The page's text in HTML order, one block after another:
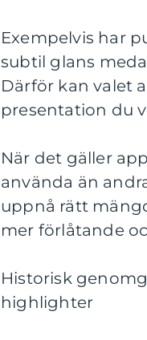
Exempelvis har
subtil glans
Därför kan valet
presentation du
När det gäller
använda än
uppnå rätt
mer förlåtande
Historisk
highlighter